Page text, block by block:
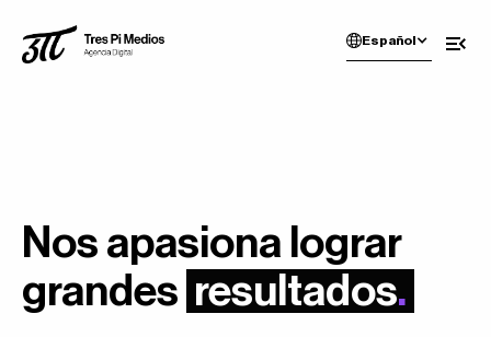
Español
Nos apasiona lograr
grandes resultados.